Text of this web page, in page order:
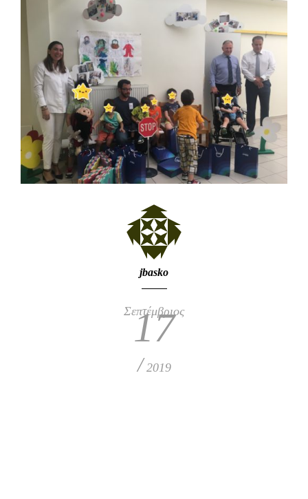
jbasko
Σεπτέμβριος
17
/ 2019